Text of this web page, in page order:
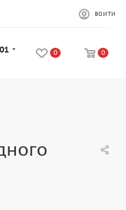
ВОЙТИ
0 0